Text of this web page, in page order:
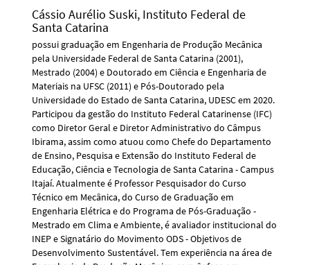
Cássio Aurélio Suski, Instituto Federal de
Santa Catarina
possui graduação em Engenharia de Produção Mecânica
pela Universidade Federal de Santa Catarina (2001),
Mestrado (2004) e Doutorado em Ciência e Engenharia de
Materiais na UFSC (2011) e Pós-Doutorado pela
Universidade do Estado de Santa Catarina, UDESC em 2020.
Participou da gestão do Instituto Federal Catarinense (IFC)
como Diretor Geral e Diretor Administrativo do Câmpus
Ibirama, assim como atuou como Chefe do Departamento
de Ensino, Pesquisa e Extensão do Instituto Federal de
Educação, Ciência e Tecnologia de Santa Catarina - Campus
Itajaí. Atualmente é Professor Pesquisador do Curso
Técnico em Mecânica, do Curso de Graduação em
Engenharia Elétrica e do Programa de Pós-Graduação -
Mestrado em Clima e Ambiente, é avaliador institucional do
INEP e Signatário do Movimento ODS - Objetivos de
Desenvolvimento Sustentável. Tem experiência na área de